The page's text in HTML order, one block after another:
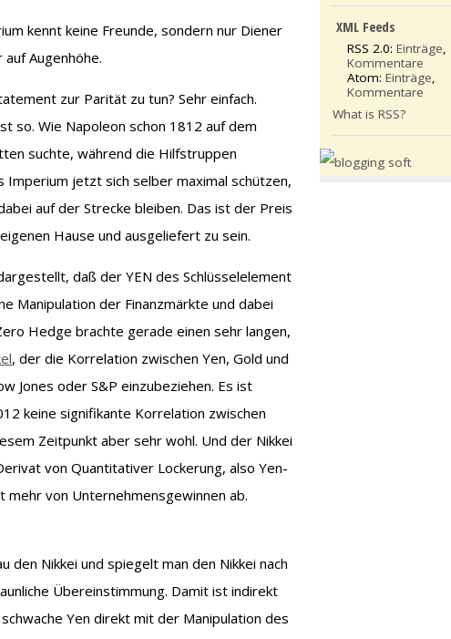
kennt keine Freunde, sondern nur Diener
Augenhöhe.
zur Parität zu tun? Sehr einfach.
so. Wie Napoleon schon 1812 auf dem
suchte, während die Hilfstruppen
jetzt sich selber maximal schützen,
auf der Strecke bleiben. Das ist der Preis
Hause und ausgeliefert zu sein.
daß der YEN des Schlüsselelement
Manipulation der Finanzmärkte und dabei
Hedge brachte gerade einen sehr langen,
, der die Korrelation zwischen Yen, Gold und
Jones oder S&P einzubeziehen. Es ist
keine signifikante Korrelation zwischen
Zeitpunkt aber sehr wohl. Und der Nikkei
von Quantitativer Lockerung, also Yen-
mehr von Unternehmensgewinnen ab.
den Nikkei und spiegelt man den Nikkei nach
Übereinstimmung. Damit ist indirekt
Yen direkt mit der Manipulation des
XML Feeds
RSS 2.0:Einträge,
Kommentare
Atom:Einträge,
Kommentare
What is RSS?